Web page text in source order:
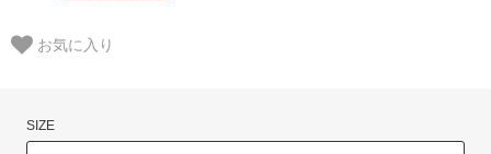
お気に入り
SIZE